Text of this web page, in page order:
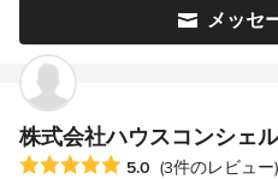
メッセ
株式会社ハウスコンシェ
平均評価：5つ星中 星5
5.0 (3件のレビュー)